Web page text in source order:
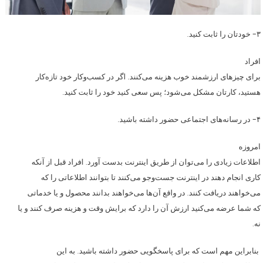
۳- خودتان را ثابت کنید.
افراد
برای چیزهای ارزشمند خوب هزینه می‌کنند. اگر در کسب‌وکار خود تازه‌کار
هستید، کارتان مشکل می‌شود؛ پس سعی کنید خود را ثابت کنید.
۴- در رسانه‌های اجتماعی حضور داشته باشید.
امروزه
اطلاعات زیادی را می‌توان از طریق اینترنت بدست آورد. افراد قبل از آنکه
کاری انجام دهند در اینترنت جست‌وجو می‌کنند تا بتوانند اطلاعاتی را که
می‌خواهند دریافت کنند. در واقع آن‌ها می‌خواهند بدانند محصول و یا خدماتی
که شما عرضه می‌کنید ارزش آن را دارد که برایش وقت و هزینه صرف کنند و یا
نه.
بنابراین مهم است که برای پاسخگویی حضور داشته باشید. به این